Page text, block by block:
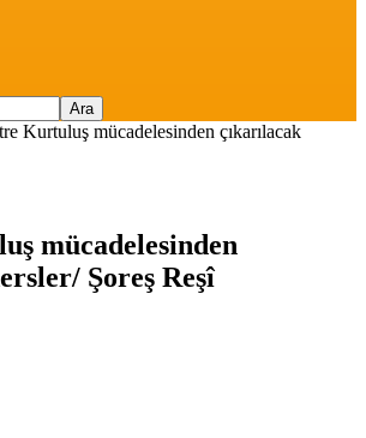
Kurtuluş mücadelesinden çıkarılacak
mücadelesinden
Şoreş Reşî